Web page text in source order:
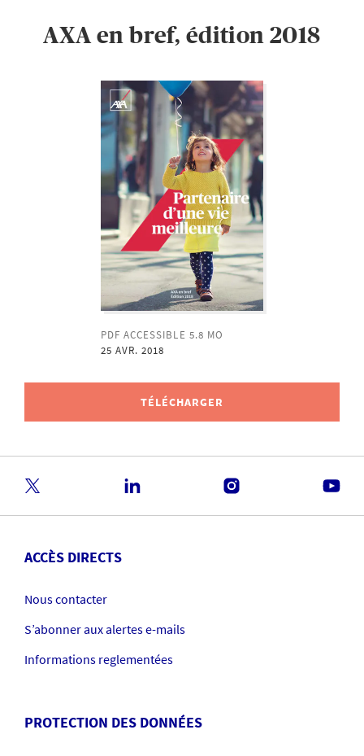
AXA en bref, édition 2018
TÉLÉCHARGER
PDF ACCESSIBLE 5.8 MO
25 AVR. 2018
ACCÈS DIRECTS
Nous contacter
S’abonner aux alertes e-mails
Informations reglementées
PROTECTION DES DONNÉES